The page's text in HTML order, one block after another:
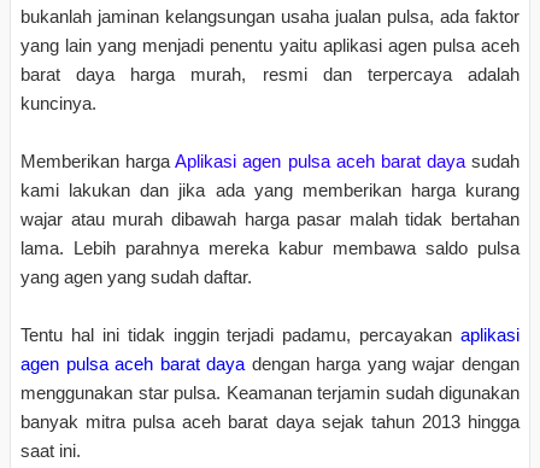
bukanlah jaminan kelangsungan usaha jualan pulsa, ada faktor
yang lain yang menjadi penentu yaitu aplikasi agen pulsa aceh
barat daya harga murah, resmi dan terpercaya adalah
kuncinya.
Memberikan hargaAplikasi agen pulsa aceh barat dayasudah
kami lakukan dan jika ada yang memberikan harga kurang
wajar atau murah dibawah harga pasar malah tidak bertahan
lama. Lebih parahnya mereka kabur membawa saldo pulsa
yang agen yang sudah daftar.
Tentu hal ini tidak inggin terjadi padamu, percayakan aplikasi
agen pulsa aceh barat dayadengan harga yang wajar dengan
menggunakan star pulsa. Keamanan terjamin sudah digunakan
banyak mitra pulsa aceh barat daya sejak tahun 2013 hingga
saat ini.